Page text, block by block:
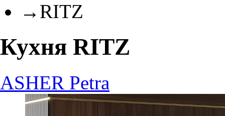
→ RITZ
Кухня RITZ
ASHER Petra